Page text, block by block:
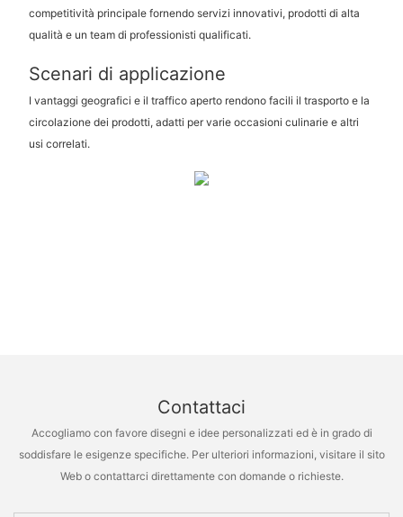
competitività principale fornendo servizi innovativi, prodotti di alta
qualità e un team di professionisti qualificati.
Scenari di applicazione
I vantaggi geografici e il traffico aperto rendono facili il trasporto e la
circolazione dei prodotti, adatti per varie occasioni culinarie e altri
usi correlati.
Contattaci
Accogliamo con favore disegni e idee personalizzati ed è in grado di
soddisfare le esigenze specifiche. Per ulteriori informazioni, visitare il sito
Web o contattarci direttamente con domande o richieste.